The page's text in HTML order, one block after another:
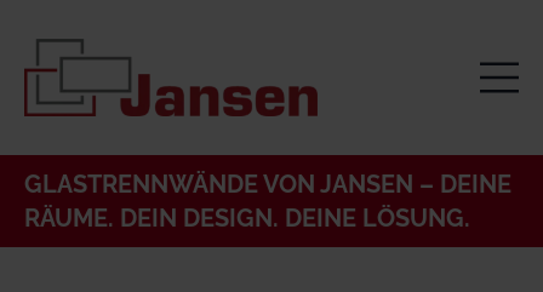
GLASTRENNWÄNDE VON JANSEN – DEINE
RÄUME. DEIN DESIGN. DEINE LÖSUNG.